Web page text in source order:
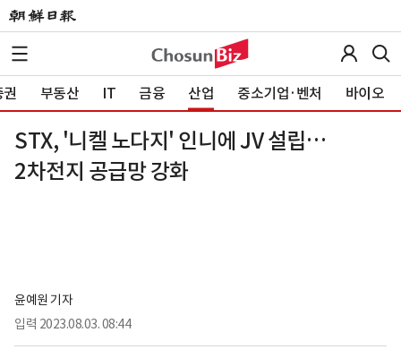
부동산 IT 금융 산업 중소기업·벤처 바이오
STX, '니켈 노다지' 인니에 JV 설립…
2차전지 공급망 강화
윤예원 기자
입력 2023.08.03. 08:44